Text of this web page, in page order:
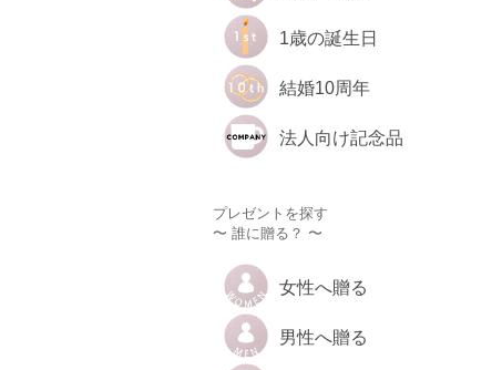
1歳の誕生日
結婚10周年
法人向け記念品
プレゼントを探す
〜 誰に贈る？ 〜
女性へ贈る
男性へ贈る